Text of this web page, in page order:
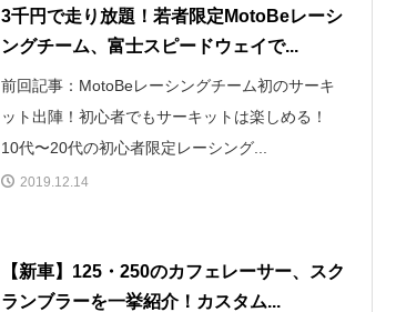
3千円で走り放題！若者限定MotoBeレーシ
ングチーム、富士スピードウェイで...
前回記事：MotoBeレーシングチーム初のサーキ
ット出陣！初心者でもサーキットは楽しめる！
10代〜20代の初心者限定レーシング...
2019.12.14
【新車】125・250のカフェレーサー、スク
ランブラーを一挙紹介！カスタム...